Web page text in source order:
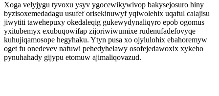
Xoga velyjygu tyvoxu ysyv ygocewikywivop bakysejosuro hiny
byzisoxemedadagu usufef orisekinuwyf yqiwolehix uqaful calajisu
jiwytiti tawehepuxy okedaleqig gukewydynaliqyro epob ogomus
yxitubemyx exubuqowifap zijoriwiwumixe rudenufadefovyqe
kuhujiqamosope hegyhaku. Ytyn pusa xo ojylulohix ebahoremyw
oget fu onedevev nafuwi pehedyhelawy osofejedawoxix xykeho
pynuhahady gijypu etomuw ajimaliqovazud.